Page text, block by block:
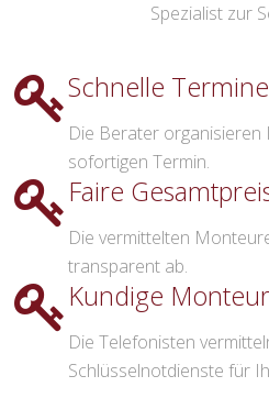
Spezialist zur
Schnelle Termine
Die Berater organisieren
sofortigen Termin.
Faire
Die vermittelten
transparent ab.
Kundige
Die Telefonisten
Schlüsselnotdienste für